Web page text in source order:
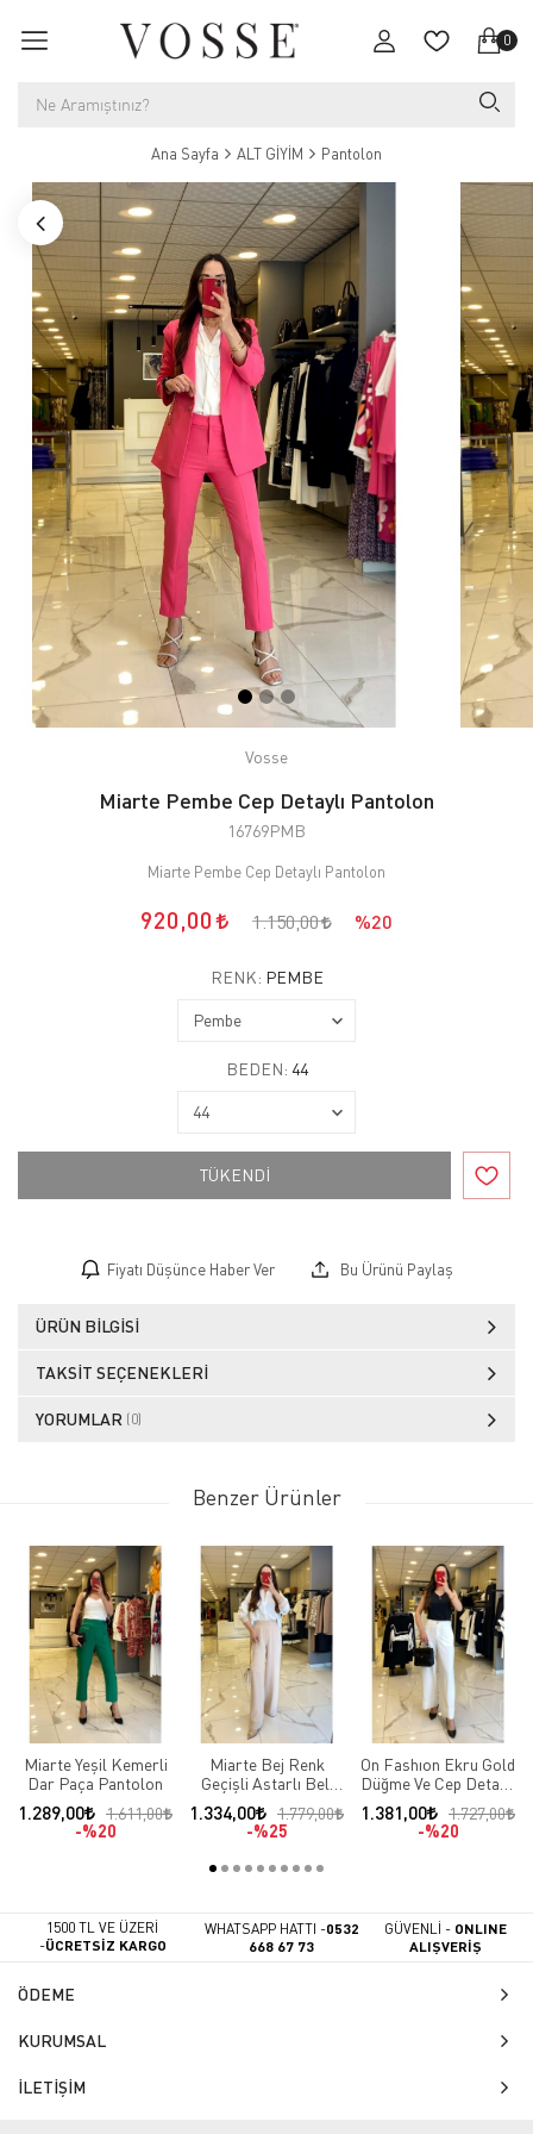
0
Ana Sayfa ALT GİYİM Pantolon
Vosse
Miarte Pembe Cep Detaylı Pantolon
16769PMB
Miarte Pembe Cep Detaylı Pantolon
920,00 1.150,00 %20
RENK: PEMBE
BEDEN: 44
TÜKENDİ
Fiyatı Düşünce Haber Ver Bu Ürünü Paylaş
ÜRÜN BILGISI
TAKSIT SEÇENEKLERI
YORUMLAR (0)
Benzer Ürünler
Miarte Yeşil Kemerli
Dar Paça Pantolon
1.289,00
1.611,00
%20
Miarte Bej Renk
Geçişli Astarlı Beli
Lastikli Pantolon
1.334,00
1.779,00
%25
On Fashıon Ekru Gold
Düğme Ve Cep Detaylı
Duble Paça Pantolon
1.381,00
1.727,00
%20
1500 TL VE ÜZERİ
-ÜCRETSİZ KARGO
WHATSAPP HATTI -0532
668 67 73
GÜVENLİ - ONLINE
ALIŞVERİŞ
ÖDEME
KURUMSAL
İLETİŞİM